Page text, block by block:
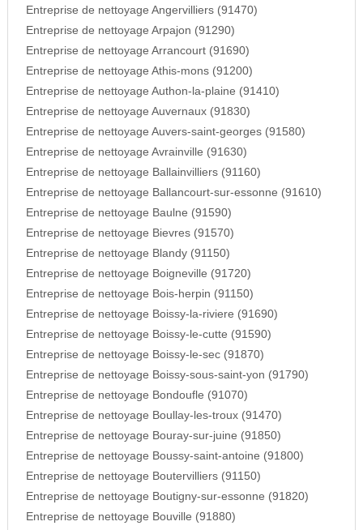
Entreprise de nettoyage Angervilliers (91470)
Entreprise de nettoyage Arpajon (91290)
Entreprise de nettoyage Arrancourt (91690)
Entreprise de nettoyage Athis-mons (91200)
Entreprise de nettoyage Authon-la-plaine (91410)
Entreprise de nettoyage Auvernaux (91830)
Entreprise de nettoyage Auvers-saint-georges (91580)
Entreprise de nettoyage Avrainville (91630)
Entreprise de nettoyage Ballainvilliers (91160)
Entreprise de nettoyage Ballancourt-sur-essonne (91610)
Entreprise de nettoyage Baulne (91590)
Entreprise de nettoyage Bievres (91570)
Entreprise de nettoyage Blandy (91150)
Entreprise de nettoyage Boigneville (91720)
Entreprise de nettoyage Bois-herpin (91150)
Entreprise de nettoyage Boissy-la-riviere (91690)
Entreprise de nettoyage Boissy-le-cutte (91590)
Entreprise de nettoyage Boissy-le-sec (91870)
Entreprise de nettoyage Boissy-sous-saint-yon (91790)
Entreprise de nettoyage Bondoufle (91070)
Entreprise de nettoyage Boullay-les-troux (91470)
Entreprise de nettoyage Bouray-sur-juine (91850)
Entreprise de nettoyage Boussy-saint-antoine (91800)
Entreprise de nettoyage Boutervilliers (91150)
Entreprise de nettoyage Boutigny-sur-essonne (91820)
Entreprise de nettoyage Bouville (91880)